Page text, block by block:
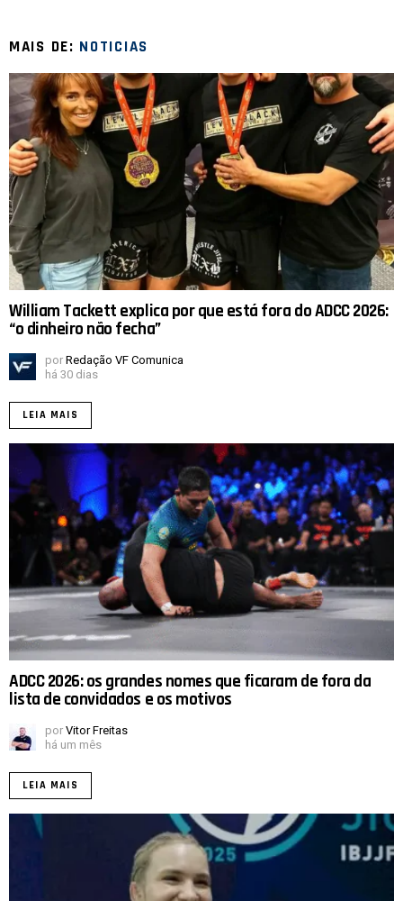
MAIS DE: NOTICIAS
William Tackett explica por que está fora do ADCC 2026:
“o dinheiro não fecha”
por Redação VF Comunica
há 30 dias
LEIA MAIS
ADCC 2026: os grandes nomes que ficaram de fora da
lista de convidados e os motivos
por Vitor Freitas
há um mês
LEIA MAIS